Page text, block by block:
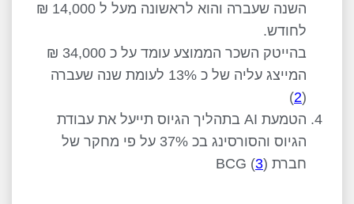
השנה שעברה והוא לראשונה מעל ל 14,000 ₪
לחודש.
בהייטק השכר הממוצע עומד על כ 34,000 ₪
המייצג עליה של כ 13% לעומת שנה שעברה
(
2
)
הטמעת AI בתהליך הגיוס תייעל את עבודת
הגיוס והסורסינג בכ 37% על פי מחקר של
חברת BCG ( 3)